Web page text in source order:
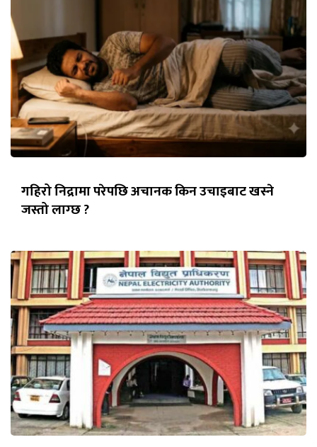
गहिरो निद्रामा परेपछि अचानक किन उचाइबाट खस्ने
जस्तो लाग्छ ?